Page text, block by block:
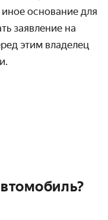
основание для
заявление на
этим владелец